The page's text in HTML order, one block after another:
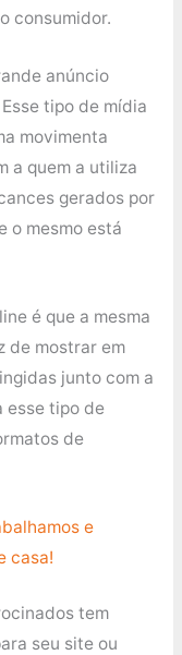
consumidor.
anúncio
tipo de mídia
movimenta
a quem a utiliza
gerados por
o mesmo está
é que a mesma
de mostrar em
junto com a
esse tipo de
de
e
casa!
tem
seu site ou